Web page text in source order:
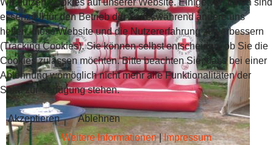
Wir nutzen Cookies auf unserer Website. Einige von ihnen sind
essenziell für den Betrieb der Seite, während andere uns
helfen, diese Website und die Nutzererfahrung zu verbessern
(Tracking Cookies). Sie können selbst entscheiden, ob Sie die
Cookies zulassen möchten. Bitte beachten Sie, dass bei einer
Ablehnung womöglich nicht mehr alle Funktionalitäten der
Seite zur Verfügung stehen.
Akzeptieren
Ablehnen
Weitere Informationen|Impressum